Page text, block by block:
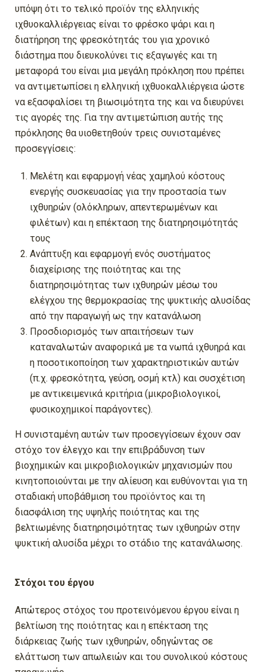
υπόψη ότι το τελικό προϊόν της ελληνικής
ιχθυοκαλλιέργειας είναι το φρέσκο ψάρι και η
διατήρηση της φρεσκότητάς του για χρονικό
διάστημα που διευκολύνει τις εξαγωγές και τη
μεταφορά του είναι μια μεγάλη πρόκληση που πρέπει
να αντιμετωπίσει η ελληνική ιχθυοκαλλιέργεια ώστε
να εξασφαλίσει τη βιωσιμότητα της και να διευρύνει
τις αγορές της. Για την αντιμετώπιση αυτής της
πρόκλησης θα υιοθετηθούν τρεις συνισταμένες
προσεγγίσεις:
Μελέτη και εφαρμογή νέας χαμηλού κόστους
ενεργής συσκευασίας για την προστασία των
ιχθυηρών (ολόκληρων, απεντερωμένων και
φιλέτων) και η επέκταση της διατηρησιμότητάς
τους
Ανάπτυξη και εφαρμογή ενός συστήματος
διαχείρισης της ποιότητας και της
διατηρησιμότητας των ιχθυηρών μέσω του
ελέγχου της θερμοκρασίας της ψυκτικής αλυσίδας
από την παραγωγή ως την κατανάλωση
Προσδιορισμός των απαιτήσεων των
καταναλωτών αναφορικά με τα νωπά ιχθυηρά και
η ποσοτικοποίηση των χαρακτηριστικών αυτών
(π.χ. φρεσκότητα, γεύση, οσμή κτλ) και συσχέτιση
με αντικειμενικά κριτήρια (μικροβιολογικοί,
φυσικοχημικοί παράγοντες).
Η συνισταμένη αυτών των προσεγγίσεων έχουν σαν
στόχο τον έλεγχο και την επιβράδυνση των
βιοχημικών και μικροβιολογικών μηχανισμών που
κινητοποιούνται με την αλίευση και ευθύνονται για τη
σταδιακή υποβάθμιση του προϊόντος και τη
διασφάλιση της υψηλής ποιότητας και της
βελτιωμένης διατηρησιμότητας των ιχθυηρών στην
ψυκτική αλυσίδα μέχρι το στάδιο της κατανάλωσης.
Στόχοι του έργου
Απώτερος στόχος του προτεινόμενου έργου είναι η
βελτίωση της ποιότητας και η επέκταση της
διάρκειας ζωής των ιχθυηρών, οδηγώντας σε
ελάττωση των απωλειών και του συνολικού κόστους